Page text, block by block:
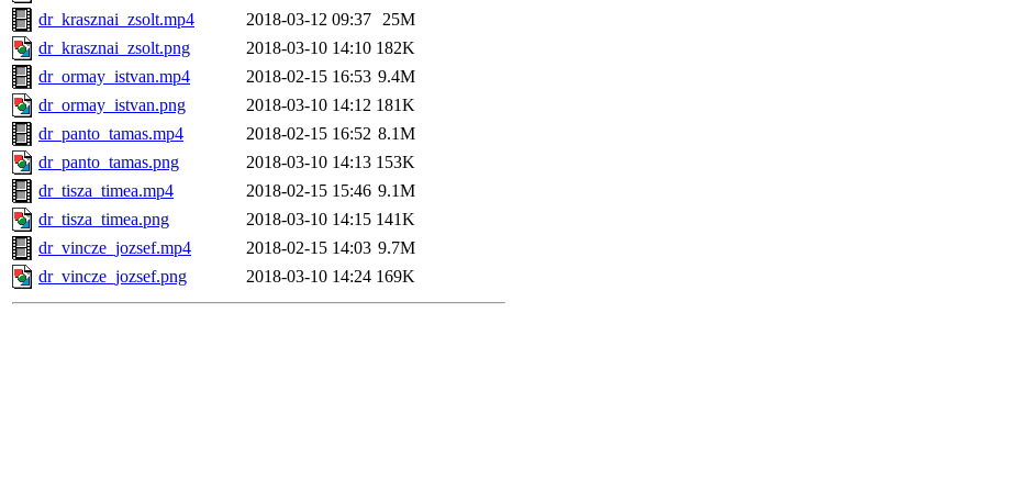
dr_krasznai_zsolt.mp4
2018-03-12 09:37 25M
dr_krasznai_zsolt.png
2018-03-10 14:10 182K
dr_ormay_istvan.mp4
2018-02-15 16:53 9.4M
dr_ormay_istvan.png
2018-03-10 14:12 181K
dr_panto_tamas.mp4
2018-02-15 16:52 8.1M
dr_panto_tamas.png
2018-03-10 14:13 153K
dr_tisza_timea.mp4
2018-02-15 15:46 9.1M
dr_tisza_timea.png
2018-03-10 14:15 141K
dr_vincze_jozsef.mp4
2018-02-15 14:03 9.7M
dr_vincze_jozsef.png
2018-03-10 14:24 169K